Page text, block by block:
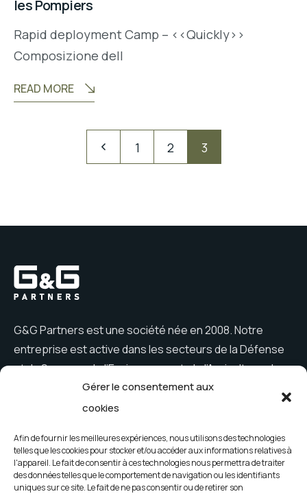
Gérer le consentement aux
cookies
Afin de fournir les meilleures expériences, nous utilisons des technologies
telles que les cookies pour stocker et/ou accéder aux informations relatives à
l'appareil. Le fait de consentir à ces technologies nous permettra de traiter
des données telles que le comportement de navigation ou les identifiants
uniques sur ce site. Le fait de ne pas consentir ou de retirer son
les Pompiers
Rapid deployment Camp – <<Quickly>>
Composizione dell
READ MORE
Navigation
Pagination 1 2 3
G&G Partners est une société née en 2008. Notre
entreprise est active dans les secteurs de la Défense
et du Secours, de l’Environnement, de l’Agriculture, des
Constructions et du Loisir.
Menu
Entreprise Nouveautés